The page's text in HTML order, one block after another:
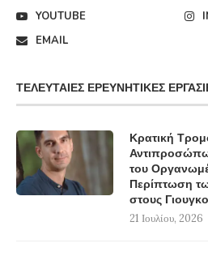
YOUTUBE
EMAIL
ΤΕΛΕΥΤΑΊΕΣ ΕΡΕΥΝΗΤΙΚΈΣ
Κρατική
του
Περίπτωση
στους
21 Ιουλίου, 2026